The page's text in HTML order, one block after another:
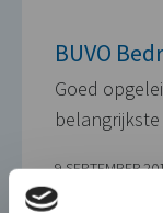
BUVO
Goed
9 SEPTEMBER